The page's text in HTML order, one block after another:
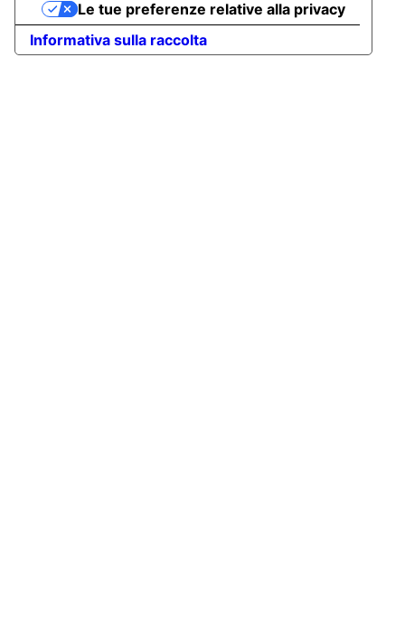
Informativa sulla raccolta
Le tue preferenze relative alla privacy